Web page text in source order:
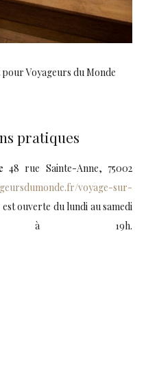
Voyageurs du Monde
pratiques
48 rue Sainte-Anne, 75002
voyage-sur-
ouverte du lundi au samedi
à 19h.